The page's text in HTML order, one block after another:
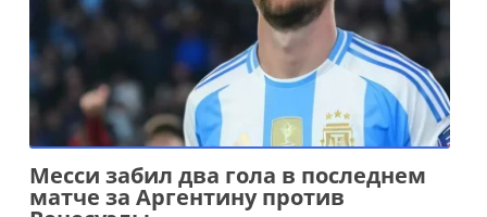
Месси забил два гола в последнем
матче за Аргентину против